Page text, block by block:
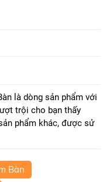
là dòng sản phẩm với
trội cho bạn thấy
phẩm khác, được sử
Bàn